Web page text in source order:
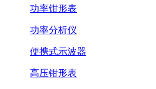
功率钳形表
功率分析仪
便携式示波器
高压钳形表